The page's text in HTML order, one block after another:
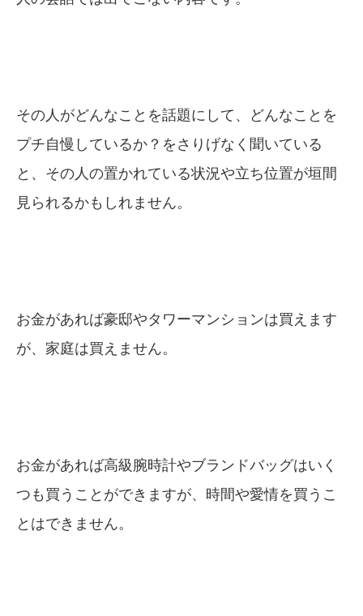
その人がどんなことを話題にして、どんなことを
プチ自慢しているか？をさりげなく聞いている
と、その人の置かれている状況や立ち位置が垣間
見られるかもしれません。
お金があれば豪邸やタワーマンションは買えます
が、家庭は買えません。
お金があれば高級腕時計やブランドバッグはいく
つも買うことができますが、時間や愛情を買うこ
とはできません。